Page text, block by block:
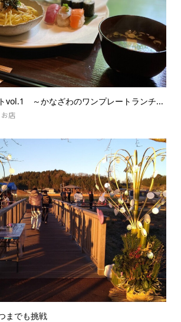
vol.1 ～かなざわのワンプレートランチ...
お店
までも挑戦